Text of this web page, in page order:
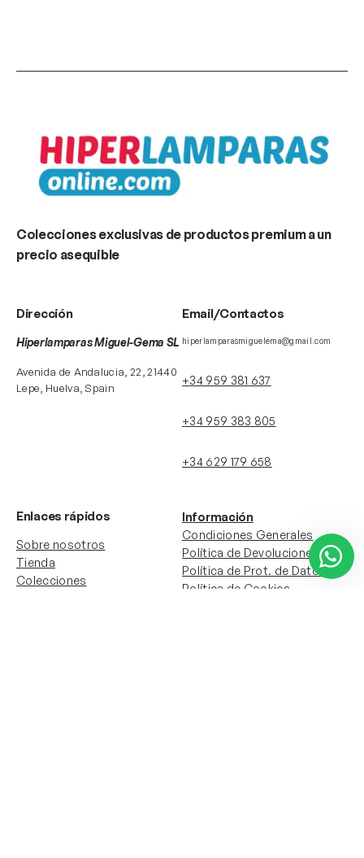
Colecciones exclusivas de productos premium a un
precio asequible
Dirección
Hiperlamparas Miguel-Gema SL
Avenida de Andalucia, 22, 21440
Lepe, Huelva, Spain
Email/Contactos
hiperlamparasmiguelema@gmail.com
+34 959 381 637
+34 959 383 805
+34 629 179 658
Enlaces rápidos
Sobre nosotros
Tienda
Colecciones
Información
Condiciones Generales
Política de Devoluciones
Política de Prot. de Datos
Política de Cookies